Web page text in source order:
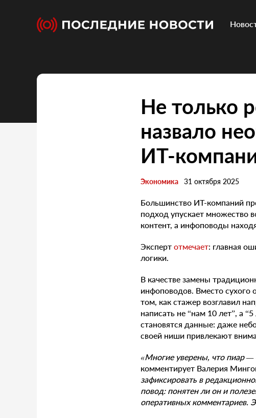
Не только
назвало
ИТ-
Экономика 31 октября 2025
Большинство ИТ-компаний
подход упускает множество
контент, а инфоповоды
Эксперт отмечает: главная
логики.
В качестве замены
инфоповодов. Вместо сухого
том, как стажер возглавил
написать не “нам 10 лет”, а
становятся данные: даже
своей ниши привлекают
«Многие уверены, что пиар
комментирует Валерия
зафиксировать в
повод: понятен ли он и
оперативных комментариев.